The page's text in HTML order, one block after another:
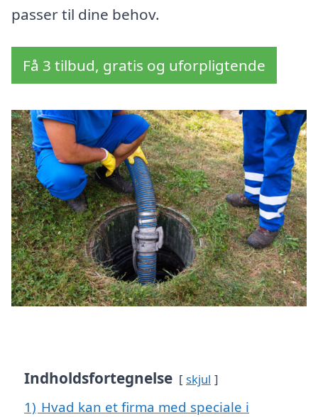
passer til dine behov.
Få 3 tilbud, gratis og uforpligtende
Indholdsfortegnelse skjul
1) Hvad kan et firma med speciale i